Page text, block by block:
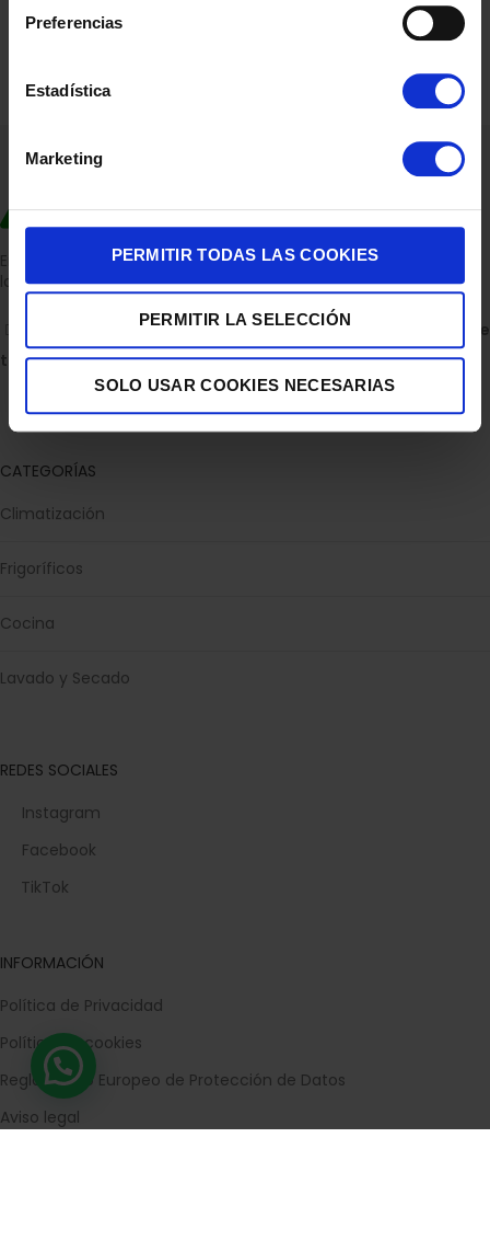
Preferencias
Estadística
Marketing
PERMITIR TODAS LAS COOKIES
PERMITIR LA SELECCIÓN
SOLO USAR COOKIES NECESARIAS
Empresa dedicada a la venta de accesorios para el hogar con
la experiencia de 36 años.
C/ ALBERTO GRAY PEINADO 11 BAJO 30850, TOTANA.
Descubre
todas nuestras tiendas
Escríbenos en WhatsApp
CATEGORÍAS
Climatización
Frigoríficos
Cocina
Lavado y Secado
REDES SOCIALES
Instagram
Facebook
TikTok
INFORMACIÓN
Política de Privacidad
Política de cookies
Reglamento Europeo de Protección de Datos
Aviso legal